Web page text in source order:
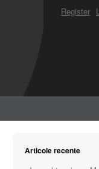
Register
Articole recente